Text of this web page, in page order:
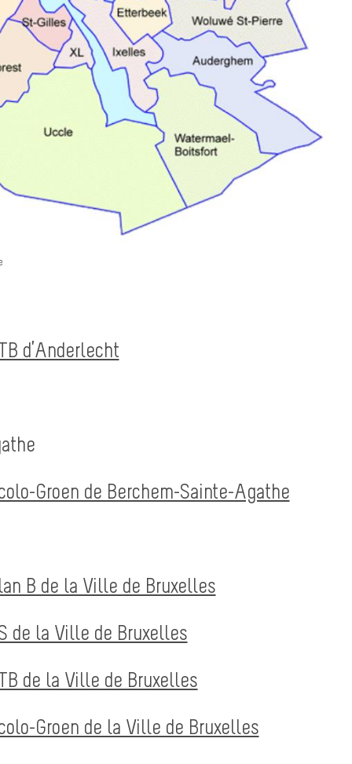
d’Anderlecht
Groen de Berchem-Sainte-Agathe
B de la Ville de Bruxelles
de la Ville de Bruxelles
de la Ville de Bruxelles
Groen de la Ville de Bruxelles